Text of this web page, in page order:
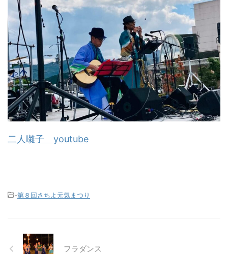
二人囃子 youtube
-第８回さちよ元気まつり
フラダンス